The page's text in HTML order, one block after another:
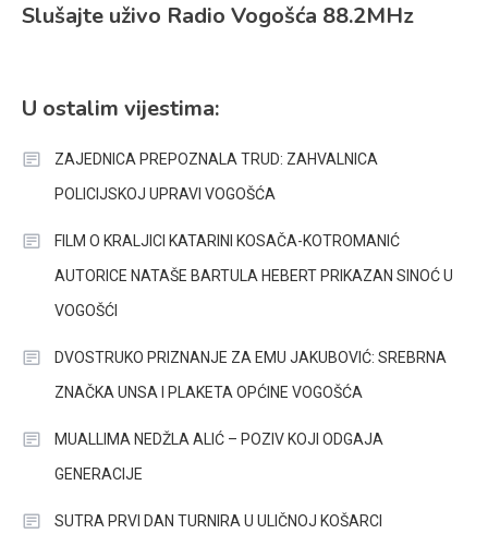
Slušajte uživo Radio Vogošća 88.2MHz
U ostalim vijestima:
ZAJEDNICA PREPOZNALA TRUD: ZAHVALNICA
POLICIJSKOJ UPRAVI VOGOŠĆA
FILM O KRALJICI KATARINI KOSAČA-KOTROMANIĆ
AUTORICE NATAŠE BARTULA HEBERT PRIKAZAN SINOĆ U
VOGOŠĆI
DVOSTRUKO PRIZNANJE ZA EMU JAKUBOVIĆ: SREBRNA
ZNAČKA UNSA I PLAKETA OPĆINE VOGOŠĆA
MUALLIMA NEDŽLA ALIĆ – POZIV KOJI ODGAJA
GENERACIJE
SUTRA PRVI DAN TURNIRA U ULIČNOJ KOŠARCI